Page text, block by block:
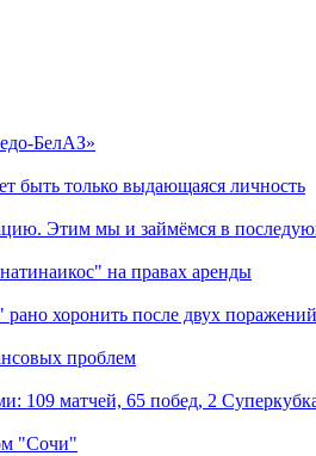
БелАЗ»
быть только выдающаяся личность
Этим мы и займёмся в
на правах аренды
хоронить после двух поражений
проблем
матчей, 65 побед, 2
"Сочи"